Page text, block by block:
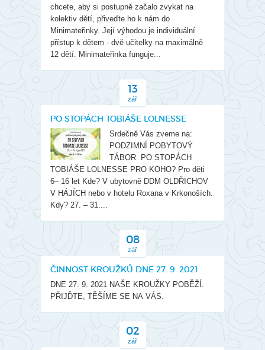
chcete, aby si postupně začalo zvykat na
kolektiv dětí, přiveďte ho k nám do
Minimateřinky. Její výhodou je individuální
přístup k dětem - dvě učitelky na maximálně
12 dětí. Minimateřinka funguje...
13
zář
PO STOPÁCH TOBIÁŠE LOLNESSE
Srdečně Vás zveme na:
PODZIMNÍ POBYTOVÝ
TÁBOR PO STOPÁCH
TOBIÁŠE LOLNESSE PRO KOHO? Pro děti
6– 16 let Kde? V ubytovně DDM OLDŘICHOV
V HÁJÍCH nebo v hotelu Roxana v Krkonoších.
Kdy? 27. – 31....
08
zář
ČINNOST KROUŽKŮ DNE 27. 9. 2021
DNE 27. 9. 2021 NAŠE KROUŽKY POBĚŽÍ.
PŘIJĎTE, TĚŠÍME SE NA VÁS.
02
zář